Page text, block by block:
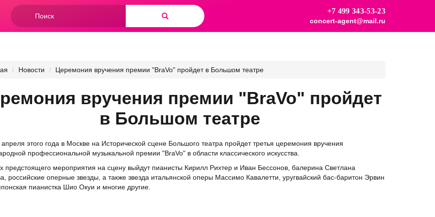
Форма
поиска
+7 499 343-53-23
concert-agent@mail.ru
Новости Церемония вручения премии "BraVo" пройдет в Большом театре
вручения премии "BraVo" пройдет
в Большом театре
апреля этого года в Москве на Исторической сцене Большого театра пройдет третья церемония вручения
профессиональной музыкальной премии "BraVo" в области классического искусства.
предстоящего мероприятия на сцену выйдут пианисты Кирилл Рихтер и Иван Бессонов, балерина Светлана
российские оперные звезды, а также звезда итальянской оперы Массимо Кавалетти, уругвайский бас-баритон Эрвин
пианистка Шио Окуи и многие другие.